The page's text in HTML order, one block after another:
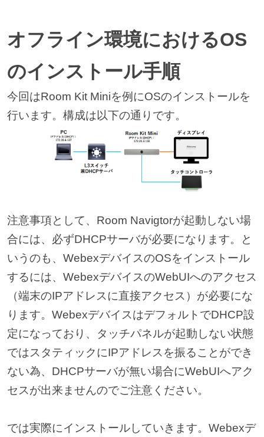
オフライン環境におけるOS
のインストール手順
今回はRoom Kit Miniを例にOSのインストールを
行います。構成は以下の通りです。
注意事項として、Room Navigtorが起動しない場
合には、必ずDHCPサーバが必要になります。と
いうのも、WebexデバイスのOSをインストール
するには、WebexデバイスのWebUIへのアクセス
（端末のIPアドレスに直接アクセス）が必要にな
ります。WebexデバイスはデフォルトでDHCP設
定になっており、タッチパネルが起動しない状態
ではスタティックにIPアドレスを振ることができ
ない為、DHCPサーバが無い場合にWebUIへアク
セスが出来ませんのでご注意ください。
では実際にインストールしていきます。Webexデ